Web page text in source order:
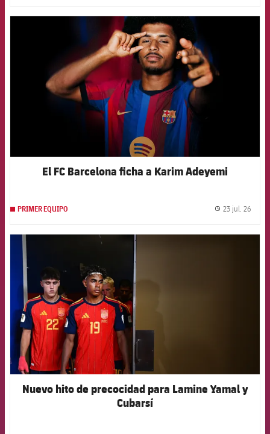
FCB Barcelona badge
El FC Barcelona ficha a Karim Adeyemi
PRIMER EQUIPO 23 jul. 26
FCB Barcelona badge
Nuevo hito de precocidad para Lamine Yamal y
Cubarsí